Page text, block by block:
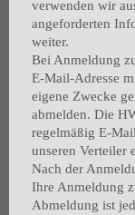
verwenden wir
angeforderten
weiter.
Bei Anmeldung
E-Mail-Adresse
eigene Zwecke
abmelden. Die
regelmäßig E-
unseren Verteiler
Nach der
Ihre Anmeldung
Abmeldung ist